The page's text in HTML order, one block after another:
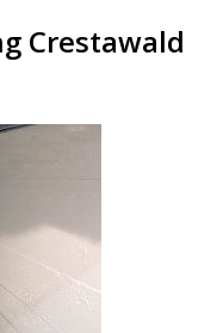
Crestawald